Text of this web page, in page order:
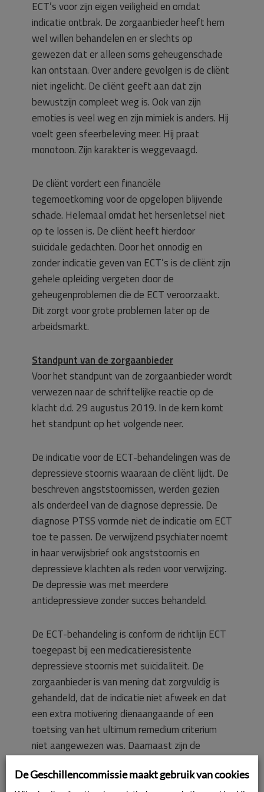
ECT’s voor zijn eigen veiligheid en omdat
indicatie ontbrak. De zorgaanbieder heeft hem
wel willen behandelen en er slechts op
gewezen dat er alleen soms geheugenschade
kan ontstaan. Over andere gevolgen is de cliënt
niet ingelicht. De cliënt geeft aan dat zijn
bewustzijn compleet weg is. Ook van zijn
emoties is veel weg en zijn mimiek is anders. Hij
voelt geen sfeerbeleving meer. Hij praat
monotoon. Zijn karakter is weggevaagd.
De cliënt vordert een financiële
tegemoetkoming voor de opgelopen blijvende
schade. Helemaal omdat het hersenletsel niet
op te lossen is. De cliënt heeft hierdoor
suïcidale gedachten. Door het onnodig en
zonder indicatie geven van ECT’s is de cliënt zijn
gehele opleiding vergeten door de
geheugenproblemen die de ECT veroorzaakt.
Dit zorgt voor grote problemen later op de
arbeidsmarkt.
Standpunt van de zorgaanbieder
Voor het standpunt van de zorgaanbieder wordt
verwezen naar de schriftelijke reactie op de
klacht d.d. 29 augustus 2019. In de kern komt
het standpunt op het volgende neer.
De indicatie voor de ECT-behandelingen was de
depressieve stoornis waaraan de cliënt lijdt. De
beschreven angststoornissen, werden gezien
als onderdeel van de diagnose depressie. De
diagnose PTSS vormde niet de indicatie om ECT
toe te passen. De verwijzend psychiater noemt
in haar verwijsbrief ook angststoornis en
depressieve klachten als reden voor verwijzing.
De depressie was met meerdere
antidepressieve zonder succes behandeld.
De ECT-behandeling is conform de richtlijn ECT
toegepast bij een medicatieresistente
depressieve stoornis met suïcidaliteit. De
zorgaanbieder is van mening dat zorgvuldig is
gehandeld, dat de indicatie niet afweek en dat
een extra motivering dienaangaande of een
toetsing van het ultimum remedium criterium
niet aangewezen was. Daarnaast zijn de
uitgevoerd. De cliënt was dezelfde mening
De Geschillencommissie maakt gebruik van cookies